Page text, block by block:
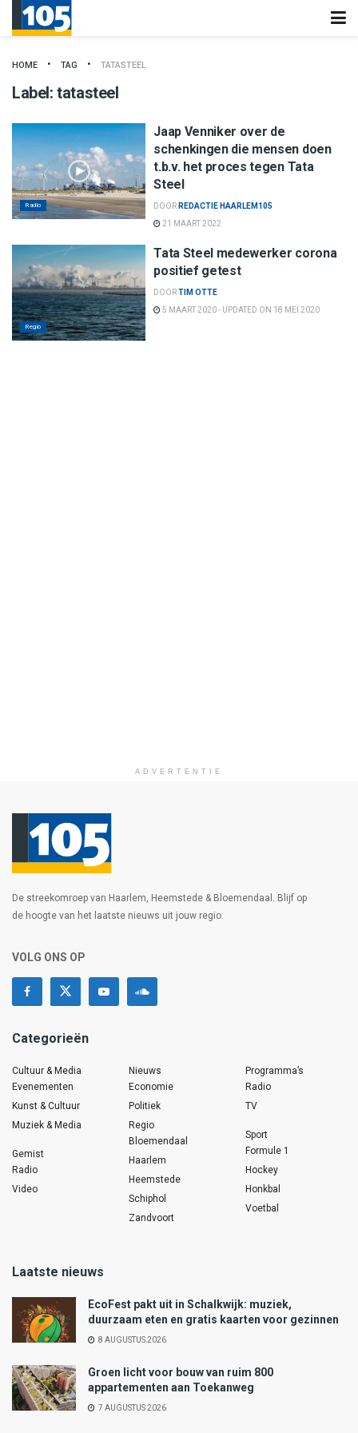
HOME TAG TATASTEEL
Label:tatasteel
Radio
Jaap Venniker over de
schenkingen die mensen doen
t.b.v. het proces tegen Tata
Steel
DOOR REDACTIE HAARLEM105
21 MAART 2022
Regio
Tata Steel medewerker corona
positief getest
DOORTIM OTTE
5 MAART 2020 - UPDATED ON 18 MEI 2020
ADVERTENTIE
De streekomroep van Haarlem, Heemstede & Bloemendaal. Blijf op
de hoogte van het laatste nieuws uit jouw regio.
VOLG ONS OP
Categorieën
Cultuur & Media
Evenementen
Kunst & Cultuur
Muziek & Media
Gemist
Radio
Video
Nieuws
Economie
Politiek
Regio
Bloemendaal
Haarlem
Heemstede
Schiphol
Zandvoort
Programma’s
Radio
TV
Sport
Formule 1
Hockey
Honkbal
Voetbal
Laatste nieuws
EcoFest pakt uit in Schalkwijk: muziek,
duurzaam eten en gratis kaarten voor gezinnen
8 AUGUSTUS 2026
Groen licht voor bouw van ruim 800
appartementen aan Toekanweg
7 AUGUSTUS 2026